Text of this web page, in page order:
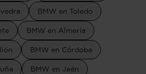
BMW en Toledo
BMW en Almería
BMW en Córdoba
BMW en Jaén